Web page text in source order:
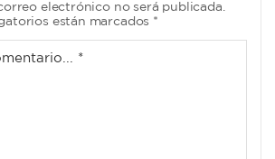
electrónico no será publicada.
están marcados *